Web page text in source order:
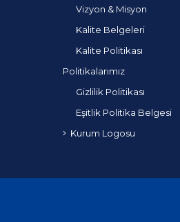
Vizyon & Misyon
Kalite Belgeleri
Kalite Politikası
Politikalarımız
Gizlilik Politikası
Eşitlik Politika Belgesi
Kurum Logosu